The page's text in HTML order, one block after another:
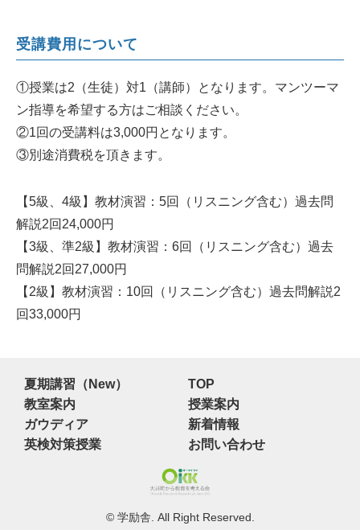
受講費用について
①授業は2（生徒）対1（講師）となります。マンツーマ
ン指導を希望する方はご相談ください。
②1回の受講料は3,000円となります。
③別途消費税を頂きます。
【5級、4級】教材演習：5回（リスニング含む）過去問
解説2回24,000円
【3級、準2級】教材演習：6回（リスニング含む）過去
問解説2回27,000円
【2級】教材演習：10回（リスニング含む）過去問解説2
回33,000円
夏期講習（New）
TOP
教室案内
授業案内
ガウディア
新着情報
英検対策授業
お問い合わせ
© 学励舎. All Right Reserved.